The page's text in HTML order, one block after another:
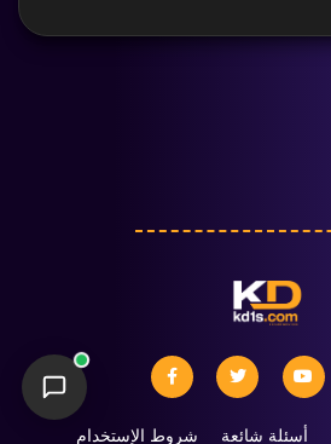
أسئلة شائعة شروط الإستخدام